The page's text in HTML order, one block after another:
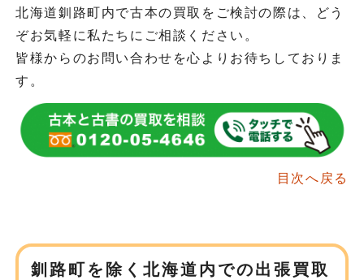
北海道釧路町内で古本の買取をご検討の際は、どう
ぞお気軽に私たちにご相談ください。
皆様からのお問い合わせを心よりお待ちしておりま
す。
目次へ戻る
釧路町を除く北海道内での出張買取